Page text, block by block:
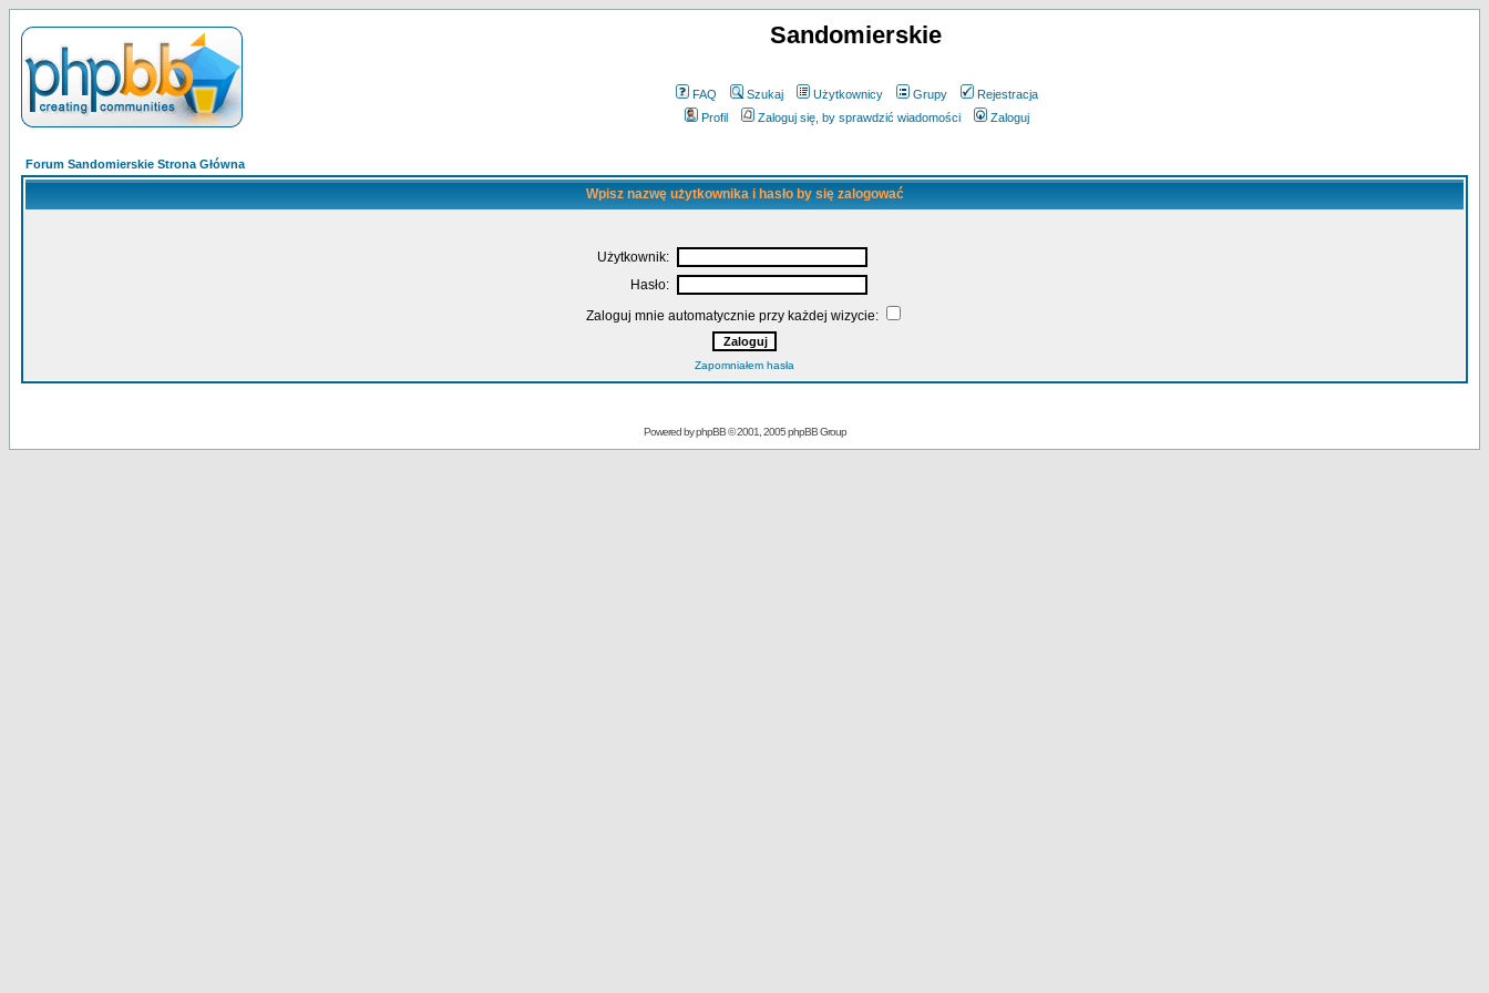
Sandomierskie
FAQ Szukaj Użytkownicy Grupy
Rejestracja
Profil
Zaloguj się, by sprawdzić wiadomości Zaloguj
Forum Sandomierskie Strona Główna
Wpisz nazwę użytkownika i hasło by się zalogować
Użytkownik:
Hasło:
Zaloguj mnie automatycznie przy każdej wizycie:
Zapomniałem hasła
Powered byphpBB© 2001, 2005 phpBB Group